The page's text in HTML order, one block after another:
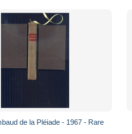
de la Pléiade - 1967 - Rare